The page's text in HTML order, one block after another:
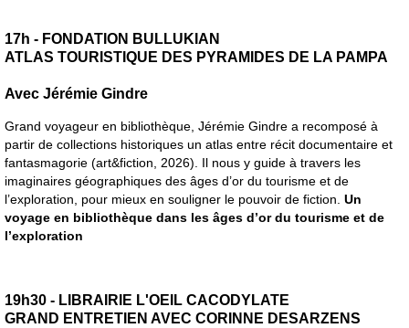
17h - FONDATION BULLUKIAN
ATLAS TOURISTIQUE DES PYRAMIDES DE LA PAMPA
Avec Jérémie Gindre
Grand voyageur en bibliothèque, Jérémie Gindre a recomposé à
partir de collections historiques un atlas entre récit documentaire et
fantasmagorie (art&fiction, 2026). Il nous y guide à travers les
imaginaires géographiques des âges d’or du tourisme et de
l’exploration, pour mieux en souligner le pouvoir de fiction. Un
voyage en bibliothèque dans les âges d’or du tourisme et de
l’exploration
19h30 - LIBRAIRIE L'OEIL CACODYLATE
GRAND ENTRETIEN AVEC CORINNE DESARZENS